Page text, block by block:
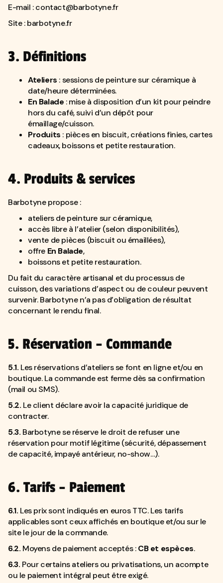
E-mail :contact@barbotyne.fr
Site :barbotyne.fr
3. Définitions
Ateliers : sessions de peinture sur céramique à
date/heure déterminées.
En Balade : mise à disposition d’un kit pour peindre
hors du café, suivi d’un dépôt pour
émaillage/cuisson.
Produits : pièces en biscuit, créations finies, cartes
cadeaux, boissons et petite restauration.
4. Produits & services
Barbotyne propose :
ateliers de peinture sur céramique,
accès libre à l’atelier (selon disponibilités),
vente de pièces (biscuit ou émaillées),
offre En Balade,
boissons et petite restauration.
Du fait du caractère artisanal et du processus de
cuisson, des variations d’aspect ou de couleur peuvent
survenir. Barbotyne n’a pas d’obligation de résultat
concernant le rendu final.
5. Réservation – Commande
5.1. Les réservations d’ateliers se font en ligne et/ou en
boutique. La commande est ferme dès sa confirmation
(mail ou SMS).
5.2. Le client déclare avoir la capacité juridique de
contracter.
5.3. Barbotyne se réserve le droit de refuser une
réservation pour motif légitime (sécurité, dépassement
de capacité, impayé antérieur, no-show…).
6. Tarifs – Paiement
6.1. Les prix sont indiqués en euros TTC. Les tarifs
applicables sont ceux affichés en boutique et/ou sur le
site le jour de la commande.
6.2. Moyens de paiement acceptés :CB et espèces.
6.3. Pour certains ateliers ou privatisations, un acompte
ou le paiement intégral peut être exigé.